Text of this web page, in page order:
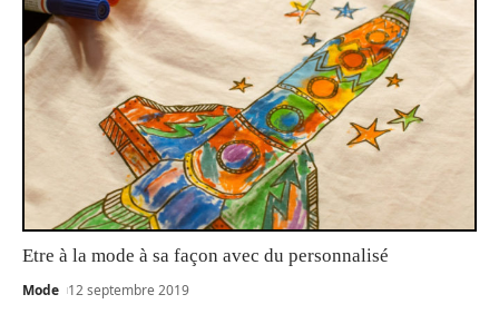
Etre à la mode à sa façon avec du personnalisé
Mode 12 septembre 2019